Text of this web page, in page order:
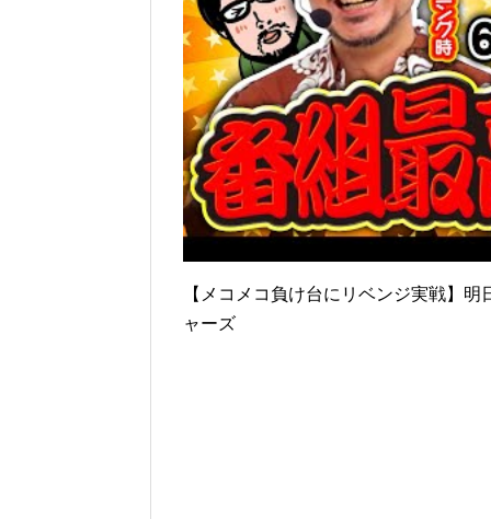
【メコメコ負け台にリベンジ実戦】
ャーズ